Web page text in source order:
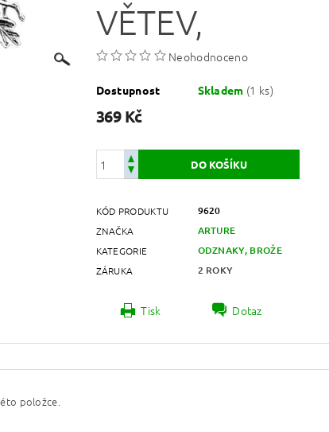
VĚTEV,
Neohodnoceno
Dostupnost Skladem (1 ks)
369 Kč
KÓD PRODUKTU 9620
ZNAČKA ARTURE
KATEGORIE ODZNAKY, BROŽE
ZÁRUKA 2 ROKY
Tisk Dotaz
položce.